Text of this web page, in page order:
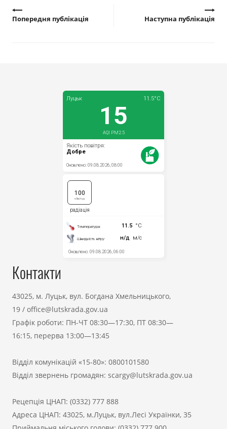
Попередня публікація Наступна публікація
Контакти
43025, м. Луцьк, вул. Богдана Хмельницького,
19 / office@lutskrada.gov.ua
Графік роботи: ПН-ЧТ 08:30—17:30, ПТ 08:30—
16:15, перерва 13:00—13:45
Відділ комунікацій «15-80»: 0800101580
Відділ звернень громадян: scargy@lutskrada.gov.ua
Рецепція ЦНАП: (0332) 777 888
Адреса ЦНАП: 43025, м.Луцьк, вул.Лесі Українки, 35